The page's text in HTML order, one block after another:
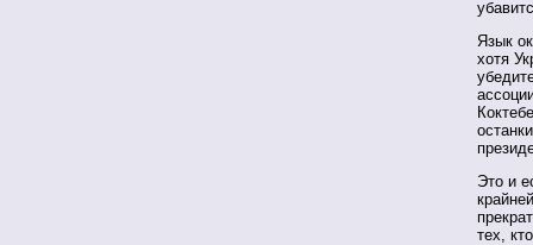
Язык
хотя
Это и
тех,